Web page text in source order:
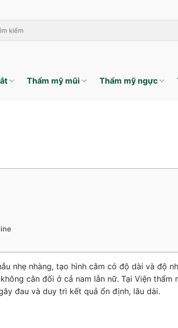
Thẩm mỹ mũi Thẩm mỹ ngực
nhẹ nhàng, tạo hình cằm có độ dài và độ
cân đối ở cả nam lẫn nữ. Tại Viện thẩm
đau và duy trì kết quả ổn định, lâu dài.